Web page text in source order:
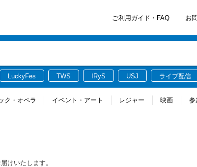
ご利用ガイド・FAQ お
LuckyFes TWS IRyS USJ ライブ配信
ク・オペラ イベント・アート レジャー 映画 参
けいたします。